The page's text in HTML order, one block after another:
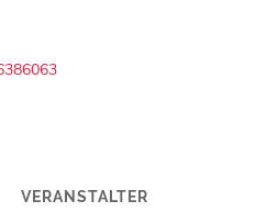
VERANSTALTER